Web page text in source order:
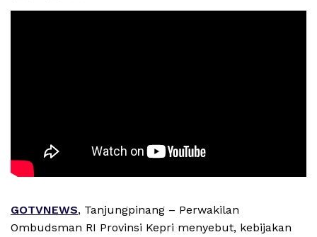
GOTVNEWS, Tanjungpinang – Perwakilan
Ombudsman RI Provinsi Kepri menyebut, kebijakan